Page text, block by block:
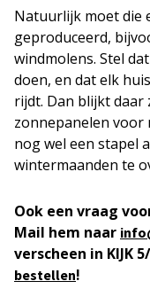
Natuurlijk moet die
geproduceerd,
windmolens. Stel
doen, en dat elk
rijdt. Dan blijkt daar
zonnepanelen voor
nog wel een stapel
wintermaanden te
Ook een vraag
Mail hem naar
verscheen in KIJK
bestellen!